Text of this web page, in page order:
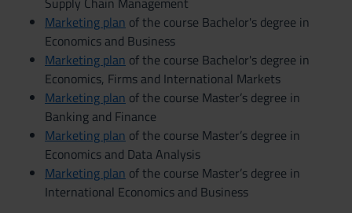
Marketing plan of the course Bachelor's degree in
Economics and Business
Marketing plan of the course Bachelor's degree in
Economics, Firms and International Markets
Marketing plan of the course Master’s degree in
Banking and Finance
Marketing plan of the course Master’s degree in
Economics and Data Analysis
Marketing plan of the course Master’s degree in
International Economics and Business